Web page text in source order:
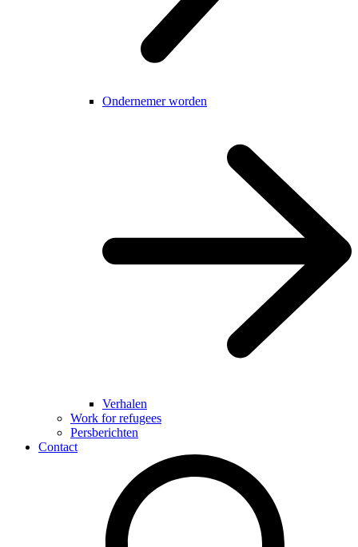
Ondernemer worden
Verhalen
Work for refugees
Persberichten
Contact